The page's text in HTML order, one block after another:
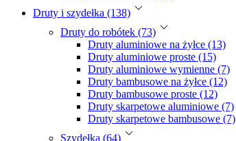
Druty i szydełka (138)
Druty do robótek (73)
Druty aluminiowe na żyłce (13)
Druty aluminiowe proste (15)
Druty aluminiowe wymienne (7)
Druty bambusowe na żyłce (12)
Druty bambusowe proste (12)
Druty skarpetowe aluminiowe (7)
Druty skarpetowe bambusowe (7)
Szydełka (64)